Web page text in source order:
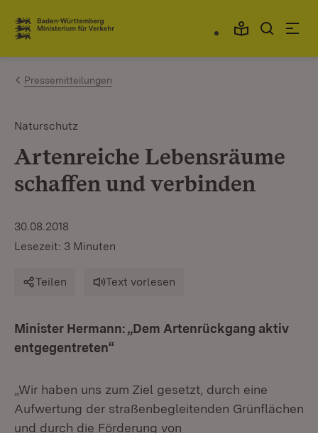
Zum Inhalt springen
Link zur Startseite
Pressemitteilungen
Naturschutz
Artenreiche Lebensräume
schaffen und verbinden
30.08.2018
Lesezeit: 3 Minuten
Teilen Text vorlesen
Minister Hermann: „Dem Artenrückgang aktiv
entgegentreten“
„Wir haben uns zum Ziel gesetzt, durch eine
Aufwertung der straßenbegleitenden Grünflächen
und durch die Förderung von